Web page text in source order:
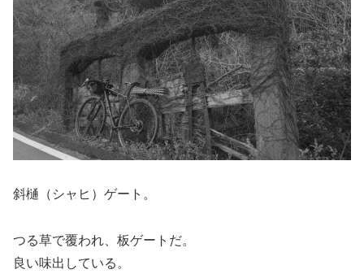
斜樋（シャヒ）ゲート。
つる草で覆われ、板ゲートだ。
良い味出している。